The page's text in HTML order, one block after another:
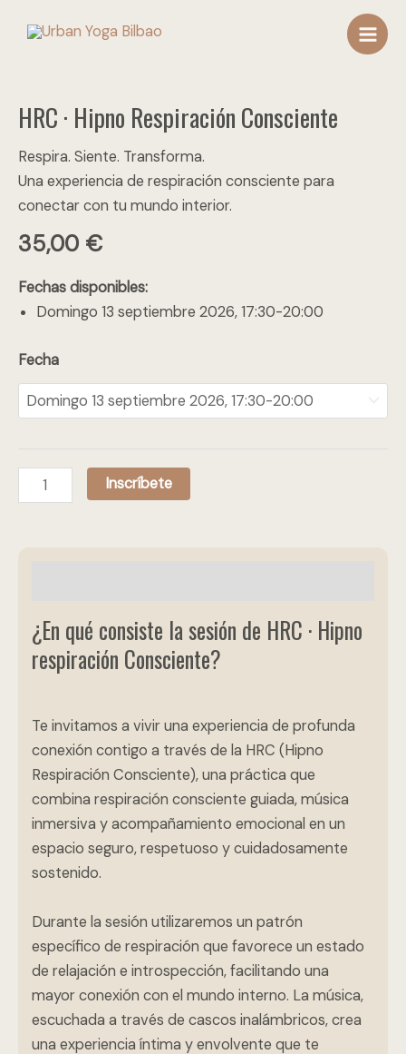
Main
HRC · Hipno Respiración Consciente
Respira. Siente. Transforma.
Una experiencia de respiración consciente para
conectar con tu mundo interior.
35,00 €
Fechas disponibles:
Domingo 13 septiembre 2026, 17:30-20:00
Fecha
Hipno
Respiración
Consciente
cantidad
Inscríbete
¿En qué consiste la sesión de HRC · Hipno
respiración Consciente?
Te invitamos a vivir una experiencia de profunda
conexión contigo a través de la HRC (Hipno
Respiración Consciente), una práctica que
combina respiración consciente guiada, música
inmersiva y acompañamiento emocional en un
espacio seguro, respetuoso y cuidadosamente
sostenido.
Durante la sesión utilizaremos un patrón
específico de respiración que favorece un estado
de relajación e introspección, facilitando una
mayor conexión con el mundo interno. La música,
escuchada a través de cascos inalámbricos, crea
una experiencia íntima y envolvente que te